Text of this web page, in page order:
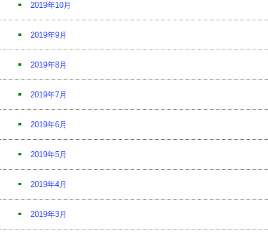
2019年10月
2019年9月
2019年8月
2019年7月
2019年6月
2019年5月
2019年4月
2019年3月